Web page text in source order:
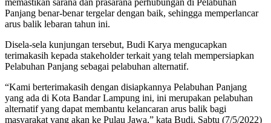
Panjang benar-benar tergelar dengan baik, sehingga memperlancar
arus balik lebaran tahun ini.
Disela-sela kunjungan tersebut, Budi Karya mengucapkan
terimakasih kepada stakeholder terkait yang telah mempersiapkan
Pelabuhan Panjang sebagai pelabuhan alternatif.
“Kami berterimakasih dengan disiapkannya Pelabuhan Panjang
yang ada di Kota Bandar Lampung ini, ini merupakan pelabuhan
alternatif yang dapat membantu kelancaran arus balik bagi
masyarakat yang akan ke Pulau Jawa,” kata Budi, Sabtu (7/5/2022)